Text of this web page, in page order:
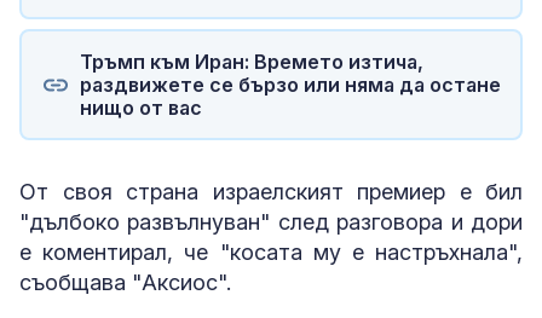
Тръмп към Иран: Времето изтича,
раздвижете се бързо или няма да остане
нищо от вас
От своя страна израелският премиер е бил
"дълбоко развълнуван" след разговора и дори
е коментирал, че "косата му е настръхнала",
съобщава "Аксиос".